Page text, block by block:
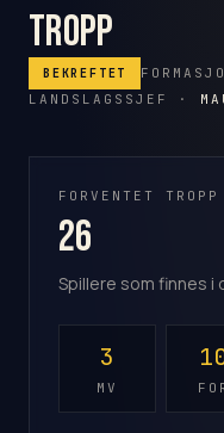
Tropp
BEKREFTET
LANDSLAGSSJEF ·
FORVENTET TROPP
26
Spillere som finnes i
3
MV